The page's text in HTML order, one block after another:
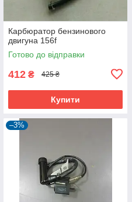
Карбюратор бензинового
двигуна 156f
Готово до відправки
412 ₴ 425 ₴
Купити
–3%